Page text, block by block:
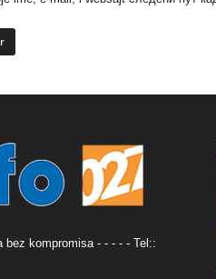
bez kompromisa - - - - - Tel::